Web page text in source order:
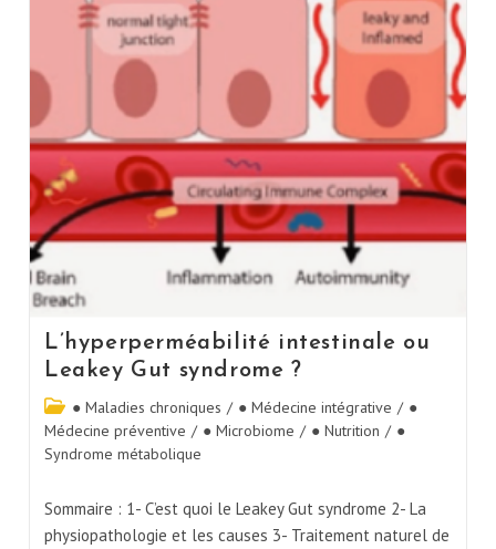
L’hyperperméabilité intestinale ou
Leakey Gut syndrome ?
● Maladies chroniques / ● Médecine intégrative / ●
Médecine préventive / ● Microbiome / ● Nutrition / ●
Syndrome métabolique
Sommaire : 1- C’est quoi le Leakey Gut syndrome 2- La
physiopathologie et les causes 3- Traitement naturel de